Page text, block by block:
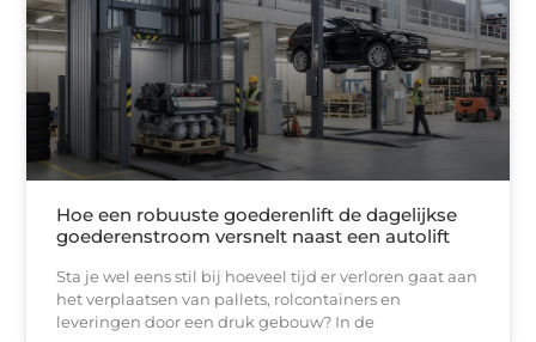
Hoe een robuuste goederenlift de dagelijkse
goederenstroom versnelt naast een autolift
Sta je wel eens stil bij hoeveel tijd er verloren gaat aan
het verplaatsen van pallets, rolcontainers en
leveringen door een druk gebouw? In de